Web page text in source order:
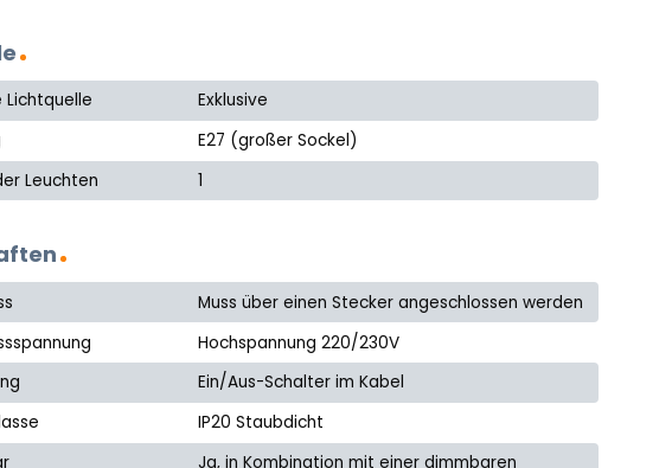
Lichtquelle
Exklusive
E27 (großer Sockel)
Leuchten
1
Muss über einen Stecker angeschlossen werden
Hochspannung 220/230V
Ein/Aus-Schalter im Kabel
IP20 Staubdicht
Ja, in Kombination mit einer dimmbaren